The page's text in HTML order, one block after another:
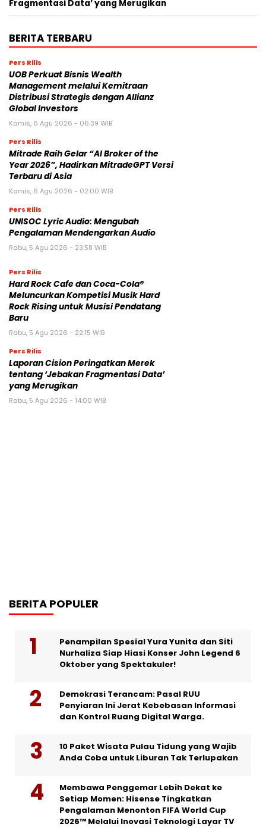
Fragmentasi Data’ yang Merugikan
BERITA TERBARU
Pers Rilis
UOB Perkuat Bisnis Wealth
Management melalui Kemitraan
Distribusi Strategis dengan Allianz
Global Investors
Kamis, 6 Agu 2026 - 06:39 WIB
Pers Rilis
Mitrade Raih Gelar “AI Broker of the
Year 2026”, Hadirkan MitradeGPT Versi
Terbaru di Asia
Kamis, 6 Agu 2026 - 02:00 WIB
Pers Rilis
UNISOC Lyric Audio: Mengubah
Pengalaman Mendengarkan Audio
Rabu, 5 Agu 2026 - 23:58 WIB
Pers Rilis
Hard Rock Cafe dan Coca-Cola®
Meluncurkan Kompetisi Musik Hard
Rock Rising untuk Musisi Pendatang
Baru
Rabu, 5 Agu 2026 - 22:15 WIB
Pers Rilis
Laporan Cision Peringatkan Merek
tentang ‘Jebakan Fragmentasi Data’
yang Merugikan
Rabu, 5 Agu 2026 - 14:00 WIB
BERITA POPULER
Penampilan Spesial Yura Yunita dan Siti
Nurhaliza Siap Hiasi Konser John Legend 6
Oktober yang Spektakuler!
Demokrasi Terancam: Pasal RUU
Penyiaran Ini Jerat Kebebasan Informasi
dan Kontrol Ruang Digital Warga.
10 Paket Wisata Pulau Tidung yang Wajib
Anda Coba untuk Liburan Tak Terlupakan
Membawa Penggemar Lebih Dekat ke
Setiap Momen: Hisense Tingkatkan
Pengalaman Menonton FIFA World Cup
2026™ Melalui Inovasi Teknologi Layar TV